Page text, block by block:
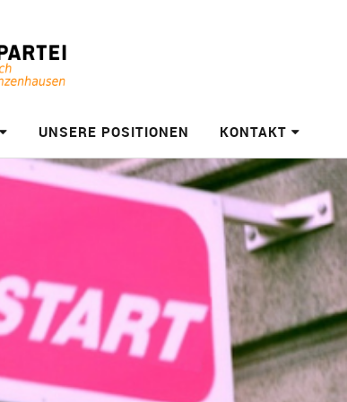
UNSERE POSITIONEN KONTAKT